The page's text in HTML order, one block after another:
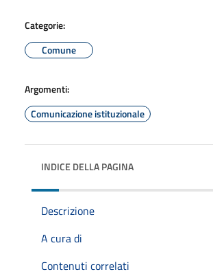
Categorie:
Comune
Argomenti:
Comunicazione istituzionale
INDICE DELLA PAGINA
Descrizione
A cura di
Contenuti correlati